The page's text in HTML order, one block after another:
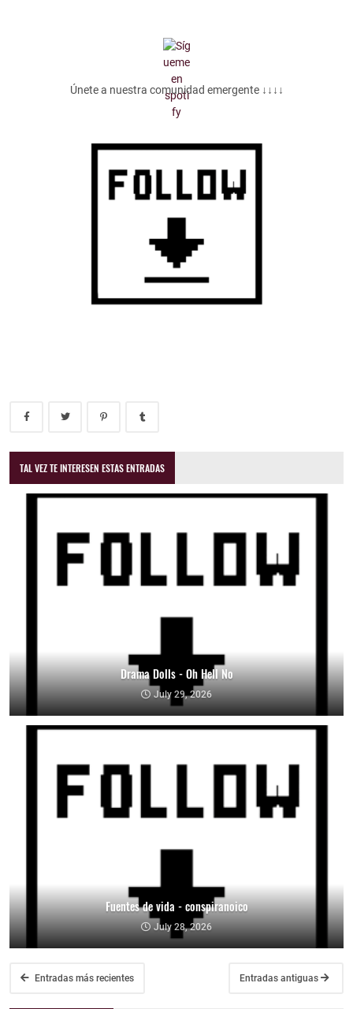
Únete a nuestra comunidad emergente ↓↓↓↓
TAL VEZ TE INTERESEN ESTAS ENTRADAS
Drama Dolls - Oh Hell No
July 29, 2026
Fuentes de vida - conspiranoico
July 28, 2026
Entradas más recientes Entradas antiguas